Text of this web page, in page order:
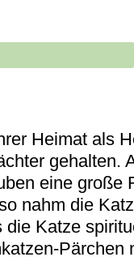
Heimat als
gehalten.
eine große
nahm die
Katze
Pärchen